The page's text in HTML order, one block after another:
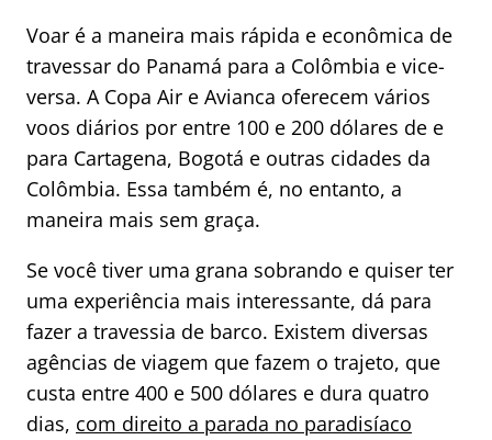
Voar é a maneira mais rápida e econômica de
travessar do Panamá para a Colômbia e vice-
versa. A Copa Air e Avianca oferecem vários
voos diários por entre 100 e 200 dólares de e
para Cartagena, Bogotá e outras cidades da
Colômbia. Essa também é, no entanto, a
maneira mais sem graça.
Se você tiver uma grana sobrando e quiser ter
uma experiência mais interessante, dá para
fazer a travessia de barco. Existem diversas
agências de viagem que fazem o trajeto, que
custa entre 400 e 500 dólares e dura quatro
dias, com direito a parada no paradisíaco